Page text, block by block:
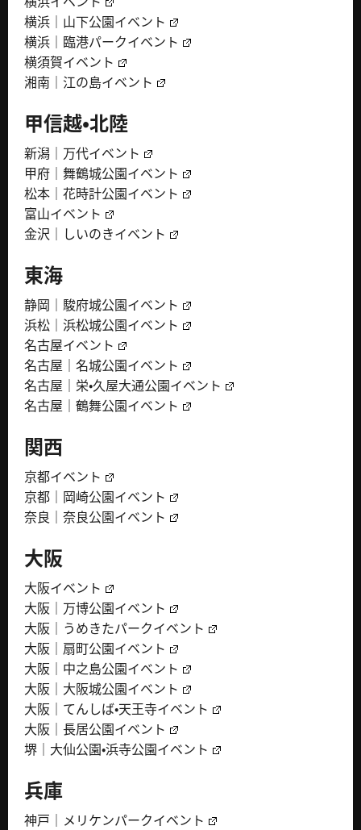
横浜｜山下公園イベント
横浜｜臨港パークイベント
横須賀イベント
湘南｜江の島イベント
甲信越・北陸
新潟｜万代イベント
甲府｜舞鶴城公園イベント
松本｜花時計公園イベント
富山イベント
金沢｜しいのきイベント
東海
静岡｜駿府城公園イベント
浜松｜浜松城公園イベント
名古屋イベント
名古屋｜名城公園イベント
名古屋｜栄・久屋大通公園イベント
名古屋｜鶴舞公園イベント
関西
京都イベント
京都｜岡崎公園イベント
奈良｜奈良公園イベント
大阪
大阪イベント
大阪｜万博公園イベント
大阪｜うめきたパークイベント
大阪｜扇町公園イベント
大阪｜中之島公園イベント
大阪｜大阪城公園イベント
大阪｜てんしば・天王寺イベント
大阪｜長居公園イベント
堺｜大仙公園・浜寺公園イベント
兵庫
神戸｜メリケンパークイベント